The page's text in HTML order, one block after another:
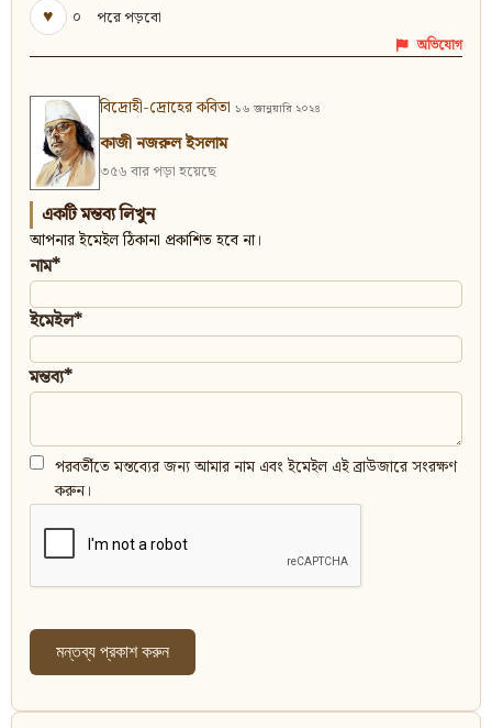
♥
০ পরে পড়বো
অভিযোগ
বিদ্রোহী-দ্রোহের কবিতা ১৬ জানুয়ারি ২০২৪
কাজী নজরুল ইসলাম
৩৫৬ বার পড়া হয়েছে
একটি মন্তব্য লিখুন
আপনার ইমেইল ঠিকানা প্রকাশিত হবে না।
নাম*
ইমেইল*
মন্তব্য*
পরবর্তীতে মন্তব্যের জন্য আমার নাম এবং ইমেইল এই ব্রাউজারে সংরক্ষণ
করুন।